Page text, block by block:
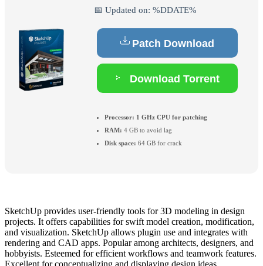
📅 Updated on: %DDATE%
Patch Download
Download Torrent
Processor: 1 GHz CPU for patching
RAM: 4 GB to avoid lag
Disk space: 64 GB for crack
SketchUp provides user-friendly tools for 3D modeling in design
projects. It offers capabilities for swift model creation, modification,
and visualization. SketchUp allows plugin use and integrates with
rendering and CAD apps. Popular among architects, designers, and
hobbyists. Esteemed for efficient workflows and teamwork features.
Excellent for conceptualizing and displaying design ideas.